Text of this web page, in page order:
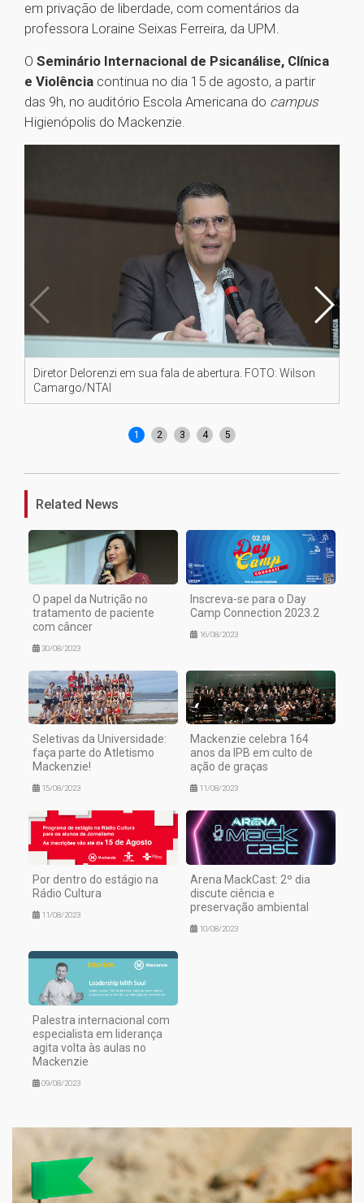
em privação de liberdade, com comentários da
professora Loraine Seixas Ferreira, da UPM.
O Seminário Internacional de Psicanálise, Clínica
e Violência continua no dia 15 de agosto, a partir
das 9h, no auditório Escola Americana do campus
Higienópolis do Mackenzie.
Diretor Delorenzi em sua fala de abertura. FOTO: Wilson
Camargo/NTAI
1 2 3 4 5
Related News
O papel da Nutrição no
tratamento de paciente
com câncer
30/08/2023
Inscreva-se para o Day
Camp Connection 2023.2
16/08/2023
Seletivas da Universidade:
faça parte do Atletismo
Mackenzie!
15/08/2023
Mackenzie celebra 164
anos da IPB em culto de
ação de graças
11/08/2023
Por dentro do estágio na
Rádio Cultura
11/08/2023
Arena MackCast: 2º dia
discute ciência e
preservação ambiental
10/08/2023
Palestra internacional com
especialista em liderança
agita volta às aulas no
Mackenzie
09/08/2023